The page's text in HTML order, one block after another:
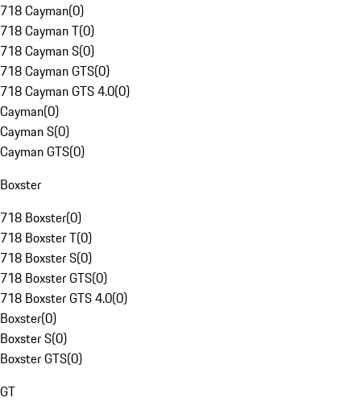
718 Cayman(0)
718 Cayman T(0)
718 Cayman S(0)
718 Cayman GTS(0)
718 Cayman GTS 4.0(0)
Cayman(0)
Cayman S(0)
Cayman GTS(0)
Boxster
718 Boxster(0)
718 Boxster T(0)
718 Boxster S(0)
718 Boxster GTS(0)
718 Boxster GTS 4.0(0)
Boxster(0)
Boxster S(0)
Boxster GTS(0)
GT